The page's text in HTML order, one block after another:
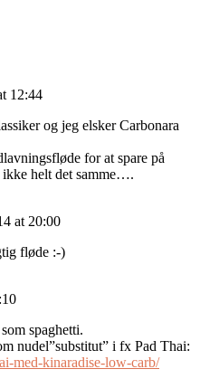
12:44
og jeg elsker Carbonara
for at spare på
ikke helt det samme….
at 20:00
fløde :-)
spaghetti.
nudel”substitut” i fx Pad Thai:
med-kinaradise-low-carb/